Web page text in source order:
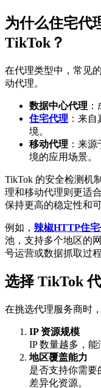
为什么住宅代
TikTok？
在代理类型中，常见
动代理。
数据中心代理
住宅代理 ：来
境。
移动代理 ：来
境的应用场景。
TikTok 的安全检测机
理和移动代理则更适
保持更高的稳定性和可
例如， 辣椒HTTP住宅
池，支持多个地区的
号运营或数据抓取过
选择 TikTok
在挑选代理服务商时
IP 资源规模
IP 数量越多，能
地区覆盖能力
是否支持你需要
差异化资源。